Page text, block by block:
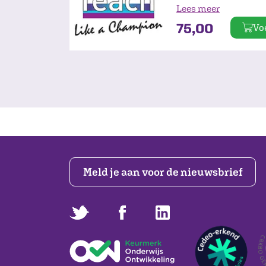
learningmodule leer
achtergronden en
Champion. Ook
Lees meer
75,00
Meld je aan voor de nieuwsbrief